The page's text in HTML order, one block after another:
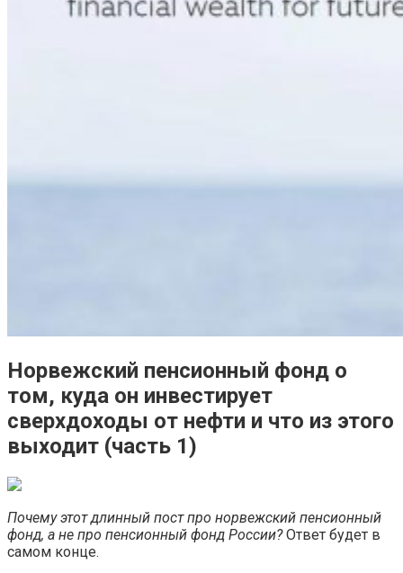
Норвежский пенсионный фонд о
том, куда он инвестирует
сверхдоходы от нефти и что из этого
выходит (часть 1)
Почему этот длинный пост про норвежский пенсионный
фонд, а не про пенсионный фонд России?Ответ будет в
самом конце.